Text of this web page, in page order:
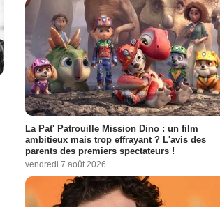
La Pat' Patrouille Mission Dino : un film
ambitieux mais trop effrayant ? L'avis des
parents des premiers spectateurs !
vendredi 7 août 2026